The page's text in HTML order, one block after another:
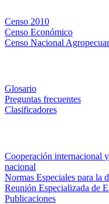
Censo 2010
Censo Económico
Censo Nacional
Glosario
Preguntas frecuentes
Clasificadores
Cooperación internacional y
nacional
Normas Especiales para la
Reunión Especializada de
Publicaciones